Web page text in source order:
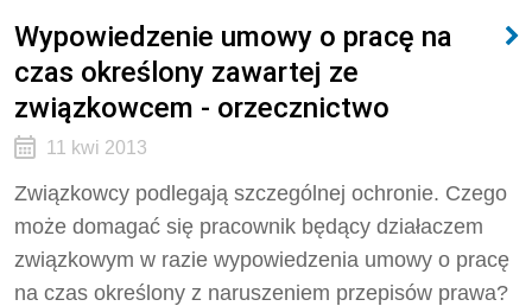
Wypowiedzenie umowy o pracę na
czas określony zawartej ze
związkowcem - orzecznictwo
11 kwi 2013
Związkowcy podlegają szczególnej ochronie. Czego
może domagać się pracownik będący działaczem
związkowym w razie wypowiedzenia umowy o pracę
na czas określony z naruszeniem przepisów prawa?